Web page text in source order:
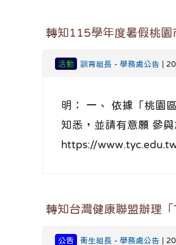
轉知115學年度暑假桃園
活動 訓育組長 - 學務處公告 |
明： 一、 依據「桃園
知悉，並請有意願 參
https://
轉知台灣健康聯盟辦理
公告 衛生組長 - 學務處公告 |